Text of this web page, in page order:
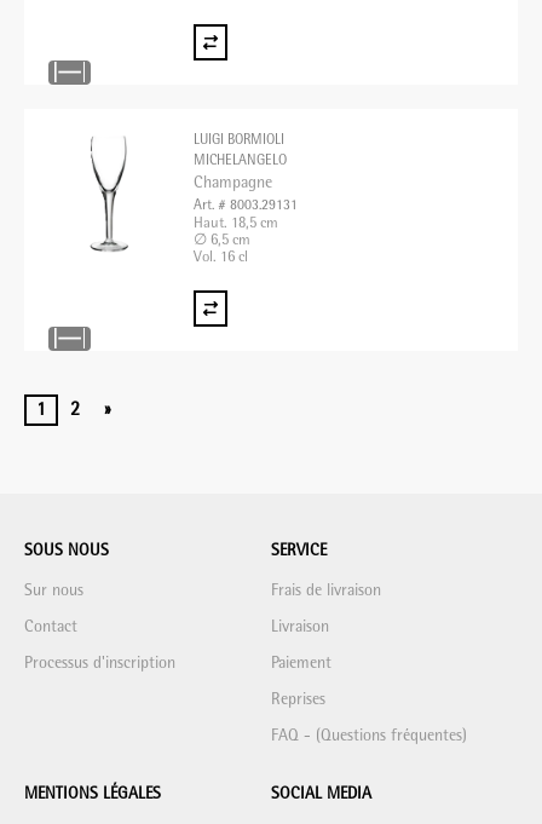
LUIGI BORMIOLI
MICHELANGELO
Champagne
Art. # 8003.29131
Haut. 18,5 cm
∅ 6,5 cm
Vol. 16 cl
1 2 »
SOUS NOUS
Sur nous
Contact
Processus d'inscription
SERVICE
Frais de livraison
Livraison
Paiement
Reprises
FAQ - (Questions fréquentes)
MENTIONS LÉGALES SOCIAL MEDIA